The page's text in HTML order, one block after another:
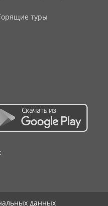
туры
данных